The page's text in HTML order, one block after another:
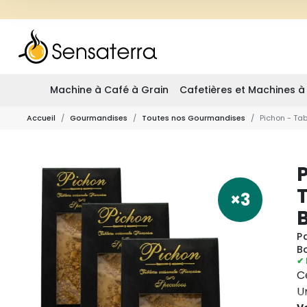
Machine à Café à Grain Cafetières et Machines
Accueil Gourmandises Toutes nos Gourmandises Pichon -
×3
✔